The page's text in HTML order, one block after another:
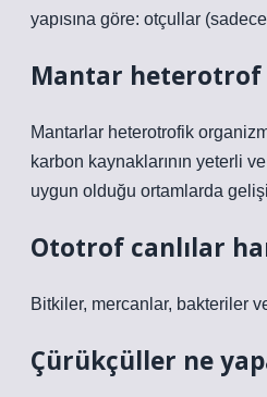
yapısına göre: otçullar
Mantar heterotrof
Mantarlar heterotrofik
karbon kaynaklarının yeterli
uygun olduğu ortamlarda
Ototrof canlılar
Bitkiler, mercanlar, bakteriler
Çürükçüller ne